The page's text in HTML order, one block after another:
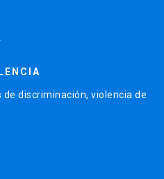
discriminación, violencia de